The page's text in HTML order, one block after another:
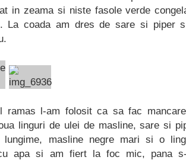
in zeama si niste fasole verde
La coada am dres de sare si piper
ramas l-am folosit ca sa fac
linguri de ulei de masline, sare si
lungime, masline negre mari si o
apa si am fiert la foc mic, pana